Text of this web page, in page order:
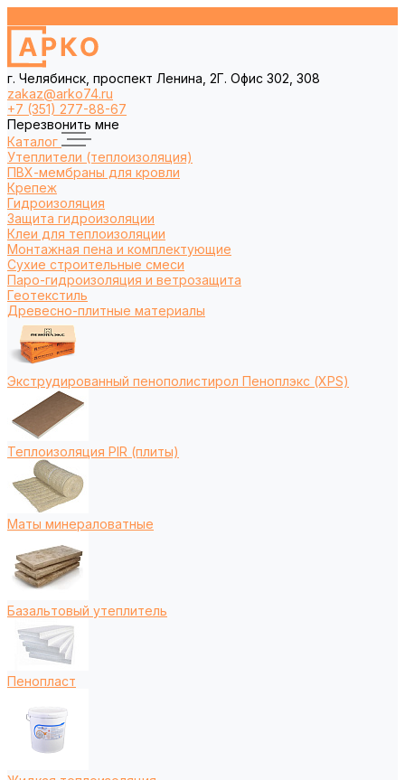
г. Челябинск, проспект Ленина, 2Г. Офис 302, 308
zakaz@arko74.ru
+7 (351) 277-88-67
Перезвонить мне
Каталог
Утеплители (теплоизоляция)
ПВХ-мембраны для кровли
Крепеж
Гидроизоляция
Защита гидроизоляции
Клеи для теплоизоляции
Монтажная пена и комплектующие
Сухие строительные смеси
Паро-гидроизоляция и ветрозащита
Геотекстиль
Древесно-плитные материалы
Экструдированный пенополистирол Пеноплэкс (XPS)
Теплоизоляция PIR (плиты)
Маты минераловатные
Базальтовый утеплитель
Пенопласт